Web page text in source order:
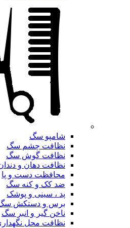
شامپو سگ
نظافت چشم سگ
نظافت گوش سگ
نظافت دهان و
محافظت دست و پا
ضد کک و کنه سگ
پد ، سینی و پوشک
برس و دستکش
ناخن گیر و انبر سگ
نظافت محل